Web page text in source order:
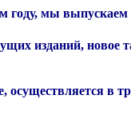
году, мы выпускаем
изданий, новое
осуществляется в